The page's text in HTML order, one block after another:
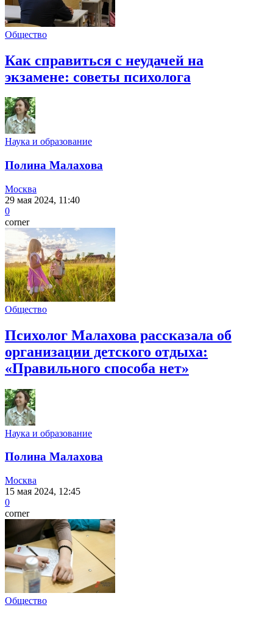
Общество
Как справиться с неудачей на
экзамене: советы психолога
Наука и образование
Полина Малахова
Москва
29 мая 2024, 11:40
0
corner
Общество
Психолог Малахова рассказала об
организации детского отдыха:
«Правильного способа нет»
Наука и образование
Полина Малахова
Москва
15 мая 2024, 12:45
0
corner
Общество